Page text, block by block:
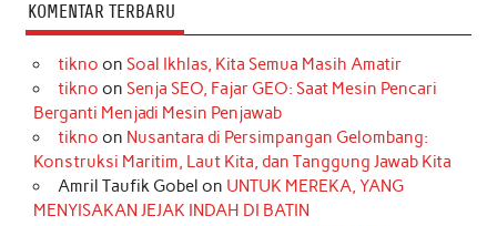
KOMENTAR TERBARU
tikno on Soal Ikhlas, Kita Semua Masih Amatir
tikno on Senja SEO, Fajar GEO: Saat Mesin Pencari
Berganti Menjadi Mesin Penjawab
tikno on Nusantara di Persimpangan Gelombang:
Konstruksi Maritim, Laut Kita, dan Tanggung Jawab Kita
Amril Taufik Gobel on UNTUK MEREKA, YANG
MENYISAKAN JEJAK INDAH DI BATIN